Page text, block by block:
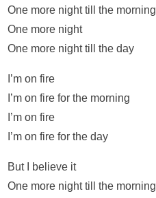
One more night till the morning
One more night
One more night till the day
I’m on fire
I’m on fire for the morning
I’m on fire
I’m on fire for the day
But I believe it
One more night till the morning